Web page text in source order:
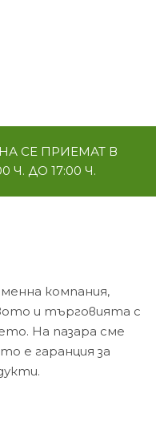
СЕ ПРИЕМАТ В
Ч. ДО 17:00 Ч.
компания,
и търговията с
На пазара сме
е гаранция за